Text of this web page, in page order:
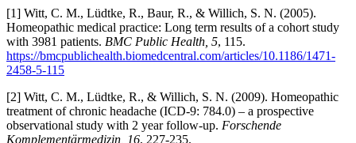
[1] Witt, C. M., Lüdtke, R., Baur, R., & Willich, S. N. (2005).
Homeopathic medical practice: Long term results of a cohort study
with 3981 patients. BMC Public Health, 5, 115.
https://bmcpublichealth.biomedcentral.com/articles/10.1186/1471-
2458-5-115
[2] Witt, C. M., Lüdtke, R., & Willich, S. N. (2009). Homeopathic
treatment of chronic headache (ICD-9: 784.0) – a prospective
observational study with 2 year follow-up. Forschende
Komplementärmedizin, 16, 227-235.